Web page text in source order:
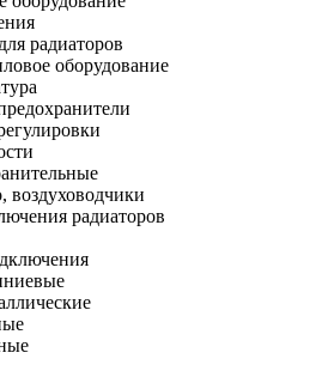
радиаторов
оборудование
воздуховодчики
радиаторов